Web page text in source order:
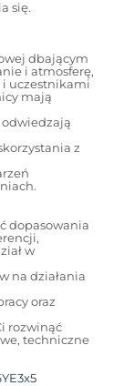
się.
dbającym
i atmosferę,
uczestnikami
mają
z
dopasowania
w
na działania
oraz
rozwinąć
techniczne